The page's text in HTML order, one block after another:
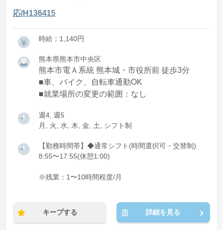
応/H136415
時給：1,140円
熊本県熊本市中央区
熊本市電Ａ系統 熊本城・市役所前 徒歩3分
■車、バイク、自転車通勤OK
■就業場所の変更の範囲：なし
週4, 週5
月, 火, 水, 木, 金, 土, シフト制
【勤務時間帯】◆通常シフト(時間選択可・交替制)
8:55〜17:55(休憩1:00)
※残業：1〜10時間程度/月
キープする 詳細を見る